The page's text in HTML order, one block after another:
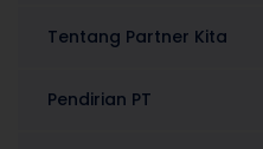
Tentang Partner Kita
Pendirian PT